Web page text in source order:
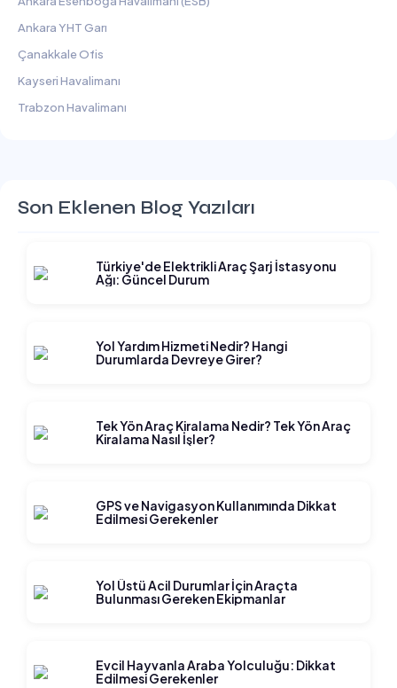
Ankara YHT Garı
Çanakkale Ofis
Kayseri Havalimanı
Trabzon Havalimanı
Son Eklenen Blog Yazıları
Türkiye'de Elektrikli Araç Şarj İstasyonu
Ağı: Güncel Durum
Yol Yardım Hizmeti Nedir? Hangi
Durumlarda Devreye Girer?
Tek Yön Araç Kiralama Nedir? Tek Yön Araç
Kiralama Nasıl İşler?
GPS ve Navigasyon Kullanımında Dikkat
Edilmesi Gerekenler
Yol Üstü Acil Durumlar İçin Araçta
Bulunması Gereken Ekipmanlar
Evcil Hayvanla Araba Yolculuğu: Dikkat
Edilmesi Gerekenler